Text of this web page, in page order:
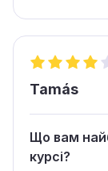
Tamás
Що вам
курсі?